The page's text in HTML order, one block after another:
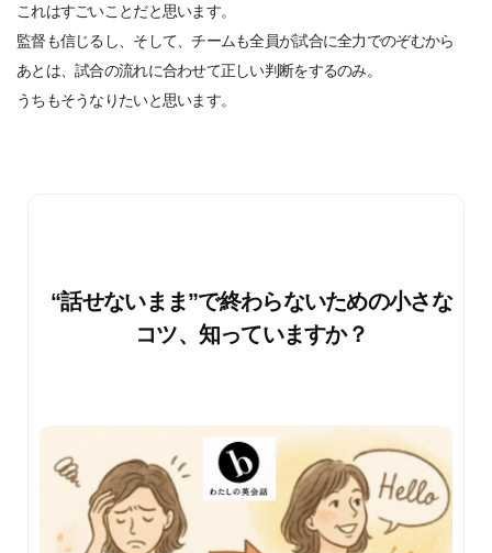
これはすごいことだと思います。
監督も信じるし、そして、チームも全員が試合に全力でのぞむから
あとは、試合の流れに合わせて正しい判断をするのみ。
うちもそうなりたいと思います。
“話せないまま”で終わらないための小さな
コツ、知っていますか？